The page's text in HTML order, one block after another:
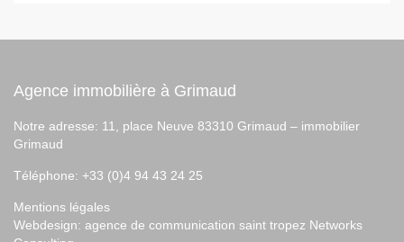
Agence immobilière à Grimaud
Notre adresse: 11, place Neuve 83310 Grimaud – immobilier
Grimaud
Téléphone: +33 (0)4 94 43 24 25
Mentions légales
Webdesign: agence de communication saint tropez Networks